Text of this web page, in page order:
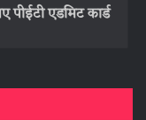
एडमिट कार्ड